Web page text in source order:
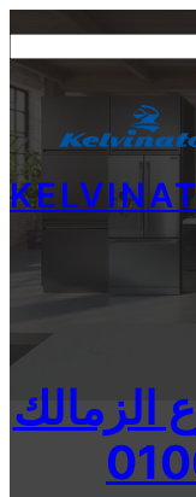
to
content
الزمالك